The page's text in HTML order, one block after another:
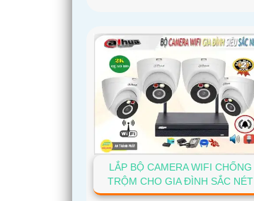
LẮP BỘ CAMERA WIFI CHỐNG
TRỘM CHO GIA ĐÌNH SẮC NÉT